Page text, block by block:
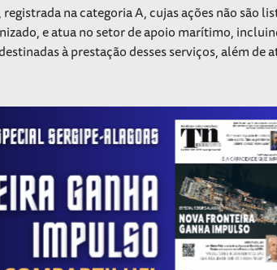
na categoria A, cujas ações não são
e atua no setor de apoio marítimo,
à prestação desses serviços, além de